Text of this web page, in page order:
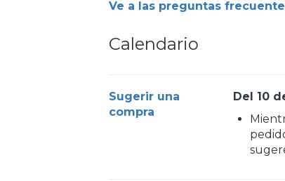
Ve a las preguntas
Calendario
Sugerir una
compra
Del 10